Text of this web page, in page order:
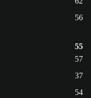
56
55
57
37
54